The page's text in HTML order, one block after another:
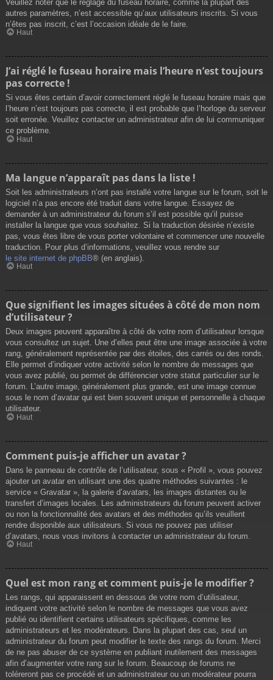
Veuillez noter que le réglage du fuseau horaire, comme la plupart des
autres paramètres, n’est accessible qu’aux utilisateurs inscrits. Si vous
n’êtes pas inscrit, c’est l’occasion idéale de le faire.
Haut
J’ai réglé le fuseau horaire mais l’heure n’est toujours
pas correcte !
Si vous êtes certain d’avoir correctement réglé le fuseau horaire mais que
l’heure n’est toujours pas correcte, il est probable que l’horloge du serveur
soit erronée. Veuillez contacter un administrateur afin de lui communiquer
ce problème.
Haut
Ma langue n’apparaît pas dans la liste !
Soit les administrateurs n’ont pas installé votre langue sur le forum, soit le
logiciel n’a pas encore été traduit dans votre langue. Essayez de
demander à un administrateur du forum s’il est possible qu’il puisse
installer la langue que vous souhaitez. Si la traduction désirée n’existe
pas, vous êtes libre de vous porter volontaire et commencer une nouvelle
traduction. Pour plus d’informations, veuillez vous rendre sur
le site internet de phpBB® (en anglais).
Haut
Que signifient les images situées à côté de mon nom
d’utilisateur ?
Deux images peuvent apparaître à côté de votre nom d’utilisateur lorsque
vous consultez un sujet. Une d’elles peut être une image associée à votre
rang, généralement représentée par des étoiles, des carrés ou des ronds.
Elle permet d’indiquer votre activité selon le nombre de messages que
vous avez publié, ou permet de différencier votre statut particulier sur le
forum. L’autre image, généralement plus grande, est une image connue
sous le nom d’avatar qui est bien souvent unique et personnelle à chaque
utilisateur.
Haut
Comment puis-je afficher un avatar ?
Dans le panneau de contrôle de l’utilisateur, sous « Profil », vous pouvez
ajouter un avatar en utilisant une des quatre méthodes suivantes : le
service « Gravatar », la galerie d’avatars, les images distantes ou le
transfert d’images locales. Les administrateurs du forum peuvent activer
ou non la fonctionnalité des avatars et des méthodes qu’ils veuillent
rendre disponible aux utilisateurs. Si vous ne pouvez pas utiliser
d’avatars, nous vous invitons à contacter un administrateur du forum.
Haut
Quel est mon rang et comment puis-je le modifier ?
Les rangs, qui apparaissent en dessous de votre nom d’utilisateur,
indiquent votre activité selon le nombre de messages que vous avez
publié ou identifient certains utilisateurs spécifiques, comme les
administrateurs et les modérateurs. Dans la plupart des cas, seul un
administrateur du forum peut modifier le texte des rangs du forum. Merci
de ne pas abuser de ce système en publiant inutilement des messages
afin d’augmenter votre rang sur le forum. Beaucoup de forums ne
toléreront pas ce procédé et un administrateur ou un modérateur pourra